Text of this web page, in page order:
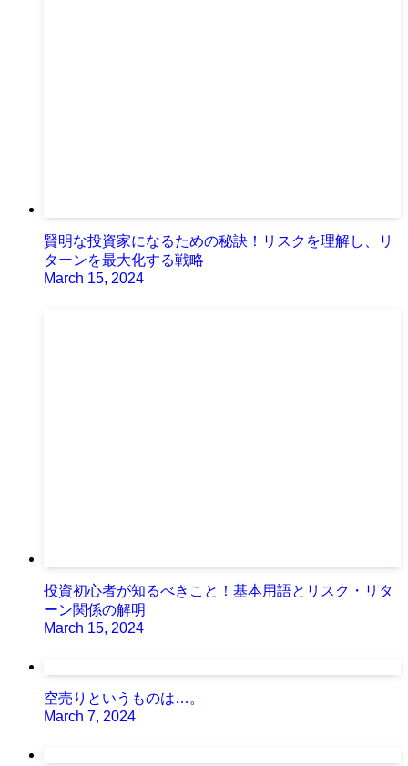
賢明な投資家になるための秘訣！リスクを理解し、リ
ターンを最大化する戦略
March 15, 2024
投資初心者が知るべきこと！基本用語とリスク・リタ
ーン関係の解明
March 15, 2024
空売りというものは…。
March 7, 2024